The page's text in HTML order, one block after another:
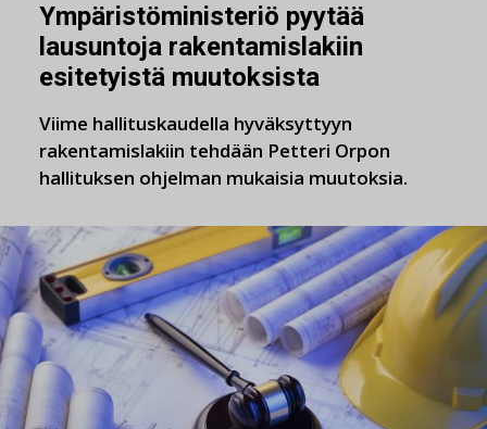
Ympäristöministeriö pyytää
lausuntoja rakentamislakiin
esitetyistä muutoksista
Viime hallituskaudella hyväksyttyyn
rakentamislakiin tehdään Petteri Orpon
hallituksen ohjelman mukaisia muutoksia.